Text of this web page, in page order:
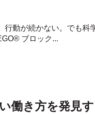
動が続かない。でも科
ブロック...
働き方を発